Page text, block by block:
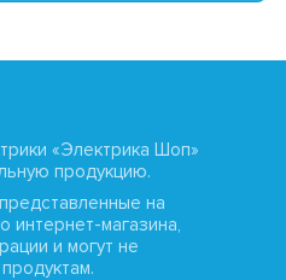
«Электрика Шоп»
продукцию.
на
интернет-магазина,
и могут не